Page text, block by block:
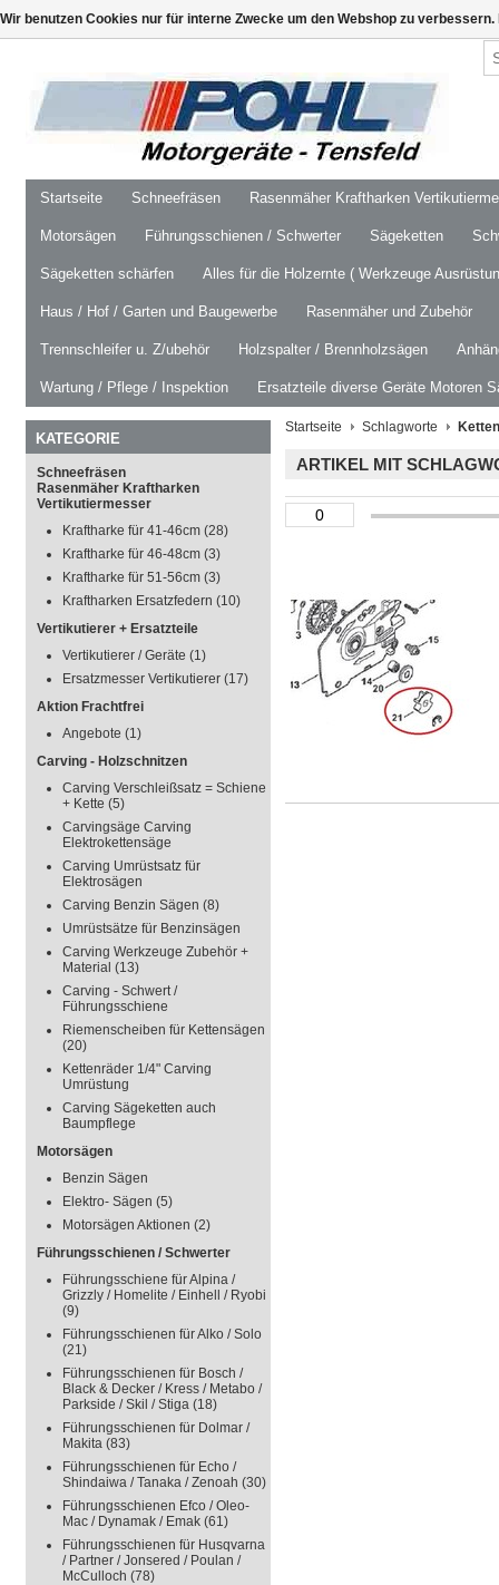
Startseite Schneefräsen Rasenmäher Kraftharken
Motorsägen Führungsschienen / Schwerter Sägeketten
Sägeketten schärfen Alles für die Holzernte ( Werkzeuge
Haus / Hof / Garten und Baugewerbe Rasenmäher und Zubehör
Trennschleifer u. Z/ubehör Holzspalter / Brennholzsägen
Wartung / Pflege / Inspektion Ersatzteile diverse Geräte Motoren
KATEGORIE
Schneefräsen
Rasenmäher Kraftharken
Vertikutiermesser
Kraftharke für 41-46cm (28)
Kraftharke für 46-48cm (3)
Kraftharke für 51-56cm (3)
Kraftharken Ersatzfedern (10)
Vertikutierer + Ersatzteile
Vertikutierer / Geräte (1)
Ersatzmesser Vertikutierer (17)
Aktion Frachtfrei
Angebote (1)
Carving - Holzschnitzen
Carving Verschleißsatz = Schiene
+ Kette (5)
Carvingsäge Carving
Elektrokettensäge
Carving Umrüstsatz für
Elektrosägen
Carving Benzin Sägen (8)
Umrüstsätze für Benzinsägen
Carving Werkzeuge Zubehör +
Material (13)
Carving - Schwert /
Führungsschiene
Riemenscheiben für Kettensägen
(20)
Kettenräder 1/4" Carving
Umrüstung
Carving Sägeketten auch
Baumpflege
Motorsägen
Benzin Sägen
Elektro- Sägen (5)
Motorsägen Aktionen (2)
Führungsschienen / Schwerter
Führungsschiene für Alpina /
Grizzly / Homelite / Einhell / Ryobi
(9)
Führungsschienen für Alko / Solo
(21)
Führungsschienen für Bosch /
Black & Decker / Kress / Metabo /
Parkside / Skil / Stiga (18)
Führungsschienen für Dolmar /
Makita (83)
Führungsschienen für Echo /
Shindaiwa / Tanaka / Zenoah (30)
Führungsschienen Efco / Oleo-
Mac / Dynamak / Emak (61)
Führungsschienen für Husqvarna
/ Partner / Jonsered / Poulan /
McCulloch (78)
Startseite Schlagworte
ARTIKEL MIT
Wir benutzen Cookies nur für interne Zwecke um den Webshop zu